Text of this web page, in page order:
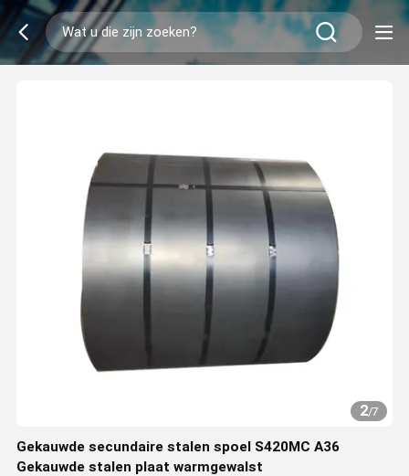
2/7
Gekauwde secundaire stalen spoel S420MC A36
Gekauwde stalen plaat warmgewalst